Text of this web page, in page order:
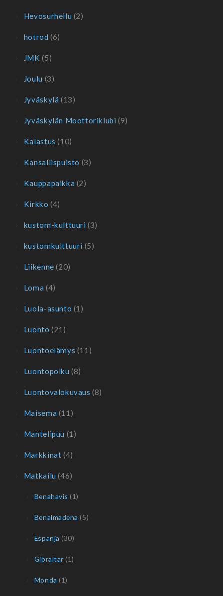
Hevosurheilu (2)
hotrod (6)
JMK (5)
Joulu (3)
Jyväskylä (13)
Jyväskylän Moottoriklubi (9)
Kalastus (10)
Kansallispuisto (3)
Kauppapaikka (2)
Kirkko (4)
kustom-kulttuuri (3)
kustomkulttuuri (5)
Liikenne (20)
Loma (4)
Luola-asunto (1)
Luonto (21)
Luontoelämys (11)
Luontopolku (8)
Luontovalokuvaus (8)
Maisema (11)
Mantelipuu (1)
Markkinat (4)
Matkailu (46)
Benahavis (1)
Benalmadena (5)
Espanja (30)
Gibraltar (1)
Monda (1)